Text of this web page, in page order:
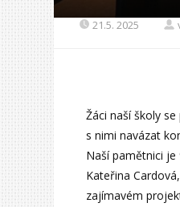
21.5. 2025
Žáci naší školy
s nimi navázat
Naší pamětnici je
Kateřina
zajímavém